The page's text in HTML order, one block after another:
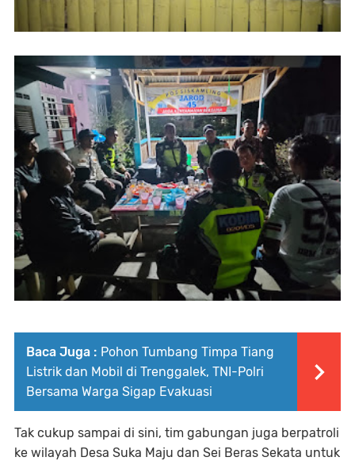
Baca Juga : Pohon Tumbang Timpa Tiang
Listrik dan Mobil di Trenggalek, TNI-Polri
Bersama Warga Sigap Evakuasi
Tak cukup sampai di sini, tim gabungan juga berpatroli
ke wilayah Desa Suka Maju dan Sei Beras Sekata untuk